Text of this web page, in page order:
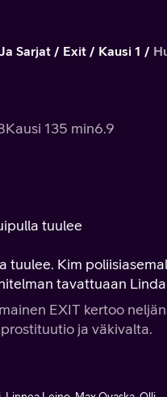
Sarjat Exit Kausi 1
Kausi 135 min6.9
tuulee
tuulee. Kim
tavattuaan
EXIT kertoo
ja väkivalta.